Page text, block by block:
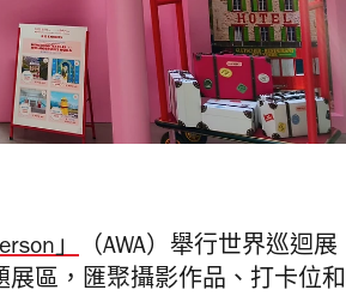
」 （AWA）舉行世界巡迴展
區，匯聚攝影作品、打卡位和